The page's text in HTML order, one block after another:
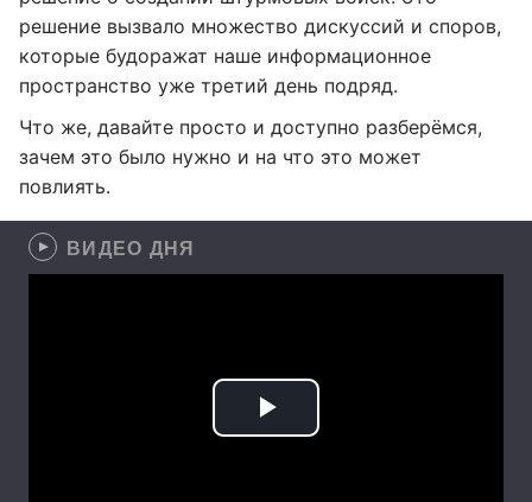
решение вызвало множество дискуссий и споров,
которые будоражат наше информационное
пространство уже третий день подряд.
Что же, давайте просто и доступно разберёмся,
зачем это было нужно и на что это может
повлиять.
ВИДЕО ДНЯ